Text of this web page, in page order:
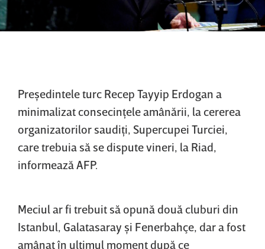
Preşedintele turc Recep Tayyip Erdogan a
minimalizat consecinţele amânării, la cererea
organizatorilor saudiţi, Supercupei Turciei,
care trebuia să se dispute vineri, la Riad,
informează AFP.
Meciul ar fi trebuit să opună două cluburi din
Istanbul, Galatasaray şi Fenerbahçe, dar a fost
amânat în ultimul moment după ce